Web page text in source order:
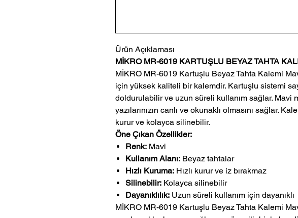
Ürün Açıklaması
MİKRO MR-6019 KARTUŞLU BEYAZ TAHTA
MİKRO MR-6019 Kartuşlu Beyaz Tahta Kalemi
için yüksek kaliteli bir kalemdir. Kartuşlu sistemi
doldurulabilir ve uzun süreli kullanım sağlar. Mavi
yazılarınızın canlı ve okunaklı olmasını sağlar.
kurur ve kolayca silinebilir.
Öne Çıkan Özellikler:
Renk: Mavi
Kullanım Alanı: Beyaz tahtalar
Hızlı Kuruma: Hızlı kurur ve iz bırakmaz
Silinebilir: Kolayca silinebilir
Dayanıklılık: Uzun süreli kullanım için dayanıklı
MİKRO MR-6019 Kartuşlu Beyaz Tahta Kalemi